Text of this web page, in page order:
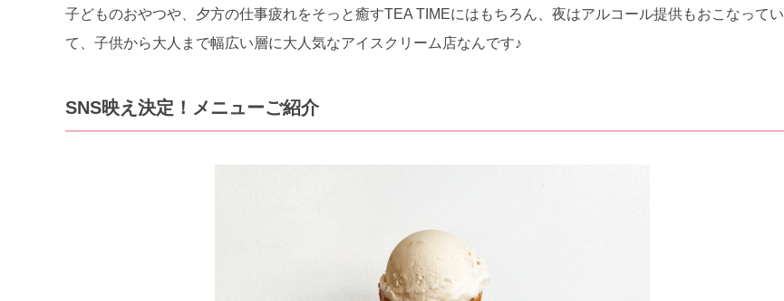
子どものおやつや、夕方の仕事疲れをそっと癒すTEA TIMEにはもちろん、夜はアルコール提供もおこなってい
て、子供から大人まで幅広い層に大人気なアイスクリーム店なんです♪
SNS映え決定！メニューご紹介